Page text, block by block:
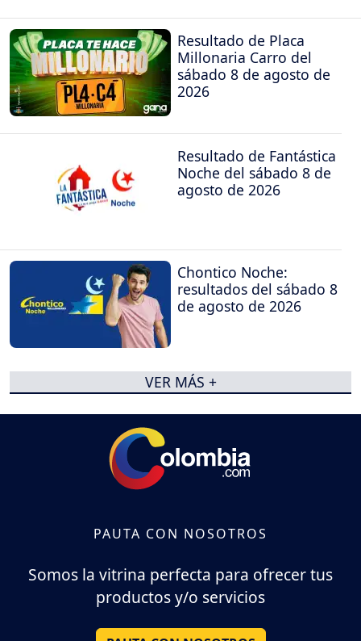
Resultado de Placa
Millonaria Carro del
sábado 8 de agosto de
2026
Resultado de Fantástica
Noche del sábado 8 de
agosto de 2026
Chontico Noche:
resultados del sábado 8
de agosto de 2026
VER MÁS +
PAUTA CON NOSOTROS
Somos la vitrina perfecta para ofrecer tus
productos y/o servicios